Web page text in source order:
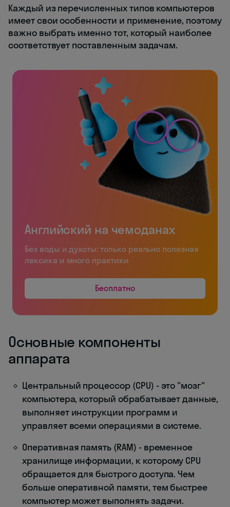
Каждый из перечисленных типов компьютеров
имеет свои особенности и применение, поэтому
важно выбрать именно тот, который наиболее
соответствует поставленным задачам.
Английский на чемоданах
Без воды и духоты: только реально полезная
лексика и много практики
Бесплатно
Основные компоненты
аппарата
Центральный процессор (CPU) - это "мозг"
компьютера, который обрабатывает данные,
выполняет инструкции программ и
управляет всеми операциями в системе.
Оперативная память (RAM) - временное
хранилище информации, к которому CPU
обращается для быстрого доступа. Чем
больше оперативной памяти, тем быстрее
компьютер может выполнять задачи.